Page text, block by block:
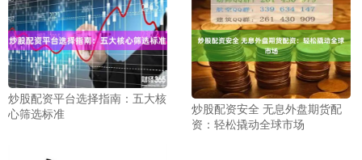
炒股配资平台选择指南：五大核
心筛选标准
炒股配资安全 无息外盘期货配
资：轻松撬动全球市场